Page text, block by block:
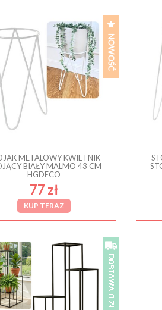
METALOWY KWIETNIK
BIAŁY MALMO 43 CM
HGDECO
77 zł
KUP TERAZ